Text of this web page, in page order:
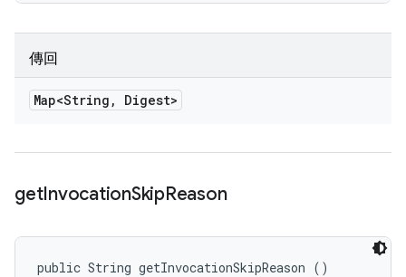
傳回
Map<String , Digest>
getInvocationSkipReason
public String getInvocationSkipReason ()